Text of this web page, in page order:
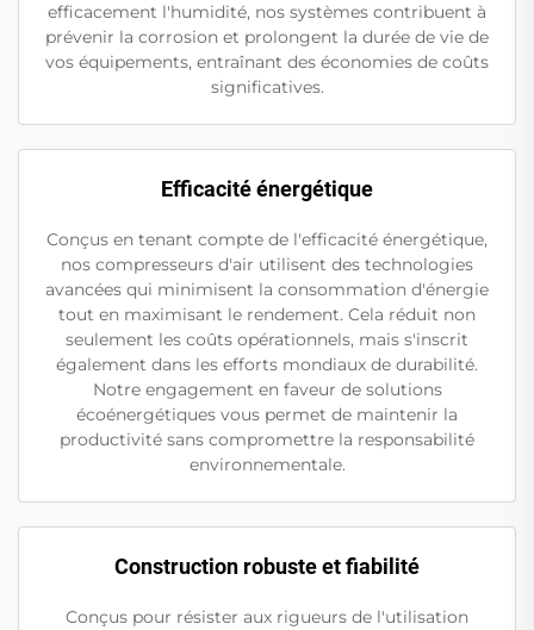
efficacement l'humidité, nos systèmes contribuent à
prévenir la corrosion et prolongent la durée de vie de
vos équipements, entraînant des économies de coûts
significatives.
Efficacité énergétique
Conçus en tenant compte de l'efficacité énergétique,
nos compresseurs d'air utilisent des technologies
avancées qui minimisent la consommation d'énergie
tout en maximisant le rendement. Cela réduit non
seulement les coûts opérationnels, mais s'inscrit
également dans les efforts mondiaux de durabilité.
Notre engagement en faveur de solutions
écoénergétiques vous permet de maintenir la
productivité sans compromettre la responsabilité
environnementale.
Construction robuste et fiabilité
Conçus pour résister aux rigueurs de l'utilisation